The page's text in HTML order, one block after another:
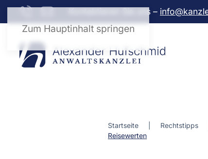
Zum Hauptinhalt springen
Kontaktieren Sie uns –
Startseite Rechtstipps
Reisewerten